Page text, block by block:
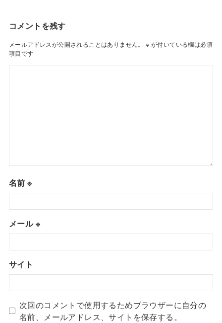
コメントを残す
メールアドレスが公開されることはありません。 ※ が付いている欄は必須
項目です
名前※
メール※
サイト
次回のコメントで使用するためブラウザーに自分の
名前、メールアドレス、サイトを保存する。